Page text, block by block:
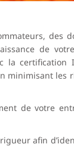
des
de
la certification
minimisant les
de votre
afin